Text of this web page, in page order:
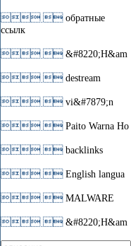
 обратные
ссылк
 &#8220;H&am
 destream
 vi&#7879;n
 Paito Warna Ho
 backlinks
 English langua
 MALWARE
 &#8220;H&am